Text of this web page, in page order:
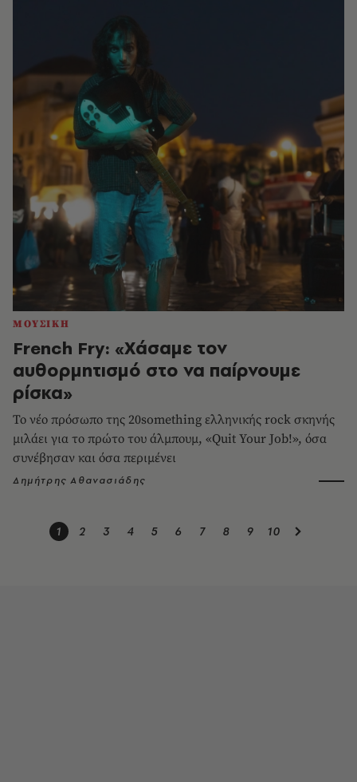
ΜΟΥΣΙΚΗ
French Fry: «Χάσαμε τον
αυθορμητισμό στο να παίρνουμε
ρίσκα»
Το νέο πρόσωπο της 20something ελληνικής rock σκηνής
μιλάει για το πρώτο του άλμπουμ, «Quit Your Job!», όσα
συνέβησαν και όσα περιμένει
Δημήτρης Αθανασιάδης
1 2 3 4 5 6 7 8 9 10